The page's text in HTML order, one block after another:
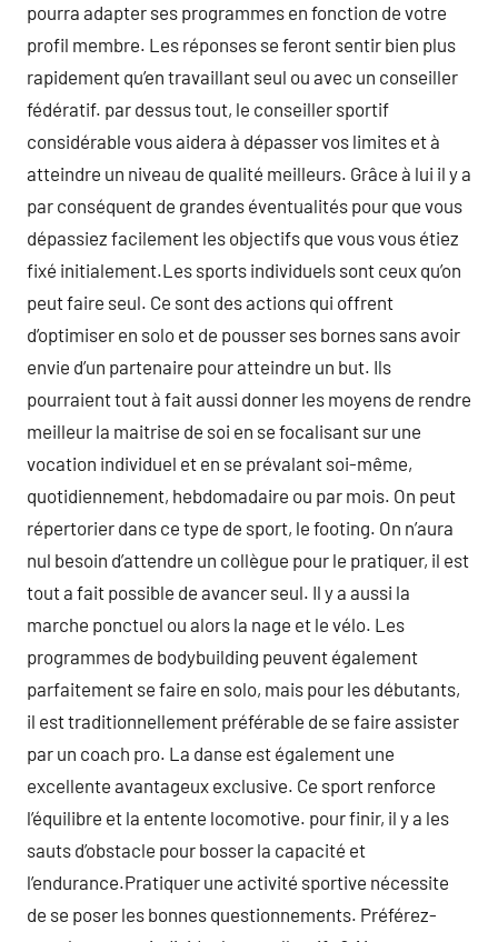
pourra adapter ses programmes en fonction de votre
profil membre. Les réponses se feront sentir bien plus
rapidement qu’en travaillant seul ou avec un conseiller
fédératif. par dessus tout, le conseiller sportif
considérable vous aidera à dépasser vos limites et à
atteindre un niveau de qualité meilleurs. Grâce à lui il y a
par conséquent de grandes éventualités pour que vous
dépassiez facilement les objectifs que vous vous étiez
fixé initialement.Les sports individuels sont ceux qu’on
peut faire seul. Ce sont des actions qui offrent
d’optimiser en solo et de pousser ses bornes sans avoir
envie d’un partenaire pour atteindre un but. Ils
pourraient tout à fait aussi donner les moyens de rendre
meilleur la maitrise de soi en se focalisant sur une
vocation individuel et en se prévalant soi-même,
quotidiennement, hebdomadaire ou par mois. On peut
répertorier dans ce type de sport, le footing. On n’aura
nul besoin d’attendre un collègue pour le pratiquer, il est
tout a fait possible de avancer seul. Il y a aussi la
marche ponctuel ou alors la nage et le vélo. Les
programmes de bodybuilding peuvent également
parfaitement se faire en solo, mais pour les débutants,
il est traditionnellement préférable de se faire assister
par un coach pro. La danse est également une
excellente avantageux exclusive. Ce sport renforce
l’équilibre et la entente locomotive. pour finir, il y a les
sauts d’obstacle pour bosser la capacité et
l’endurance.Pratiquer une activité sportive nécessite
de se poser les bonnes questionnements. Préférez-